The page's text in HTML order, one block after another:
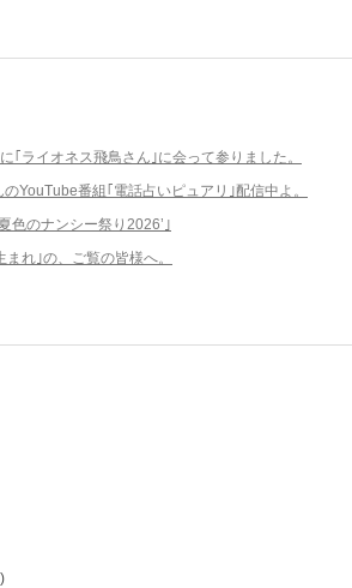
｢ライオネス飛鳥さん｣に会って参りました。
YouTube番組｢電話占いピュアリ｣配信中よ。
色のナンシー祭り2026’｣
れ｣の、ご覧の皆様へ。